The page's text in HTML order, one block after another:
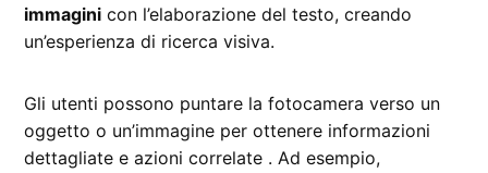
immagini con l’elaborazione del testo, creando
un’esperienza di ricerca visiva.
Gli utenti possono puntare la fotocamera verso un
oggetto o un’immagine per ottenere informazioni
dettagliate e azioni correlate . Ad esempio,